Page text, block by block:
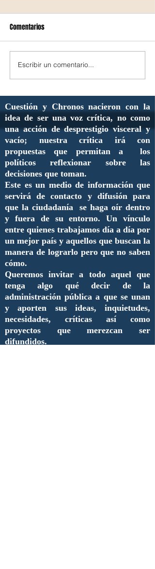
Comentarios
Escribir un comentario...
Cuestión y Chronos nacieron con la
idea de ser una voz crítica, no como
una acción de desprestigio visceral y
vacío; nuestra crítica irá con
propuestas que permitan a los
políticos reflexionar sobre las
decisiones que toman.
Este es un medio de información que
servirá de contacto y difusión para
que la ciudadanía se haga oír dentro
y fuera de su entorno. Un vínculo
entre quienes trabajamos día a día por
un mejor país y aquellos que buscan la
manera de lograrlo pero que no saben
cómo.
Queremos invitar a todo aquel que
tenga algo qué decir de la
administración pública a que se unan
y aporten sus ideas, inquietudes,
necesidades, críticas así como
proyectos que merezcan ser
difundidos.